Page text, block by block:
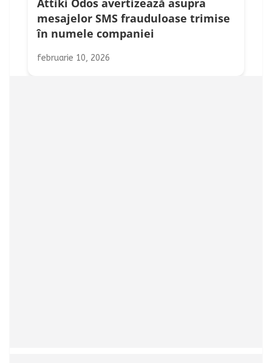
Attiki Odos avertizează asupra
mesajelor SMS frauduloase trimise
în numele companiei
februarie 10, 2026